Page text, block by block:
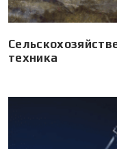
техника